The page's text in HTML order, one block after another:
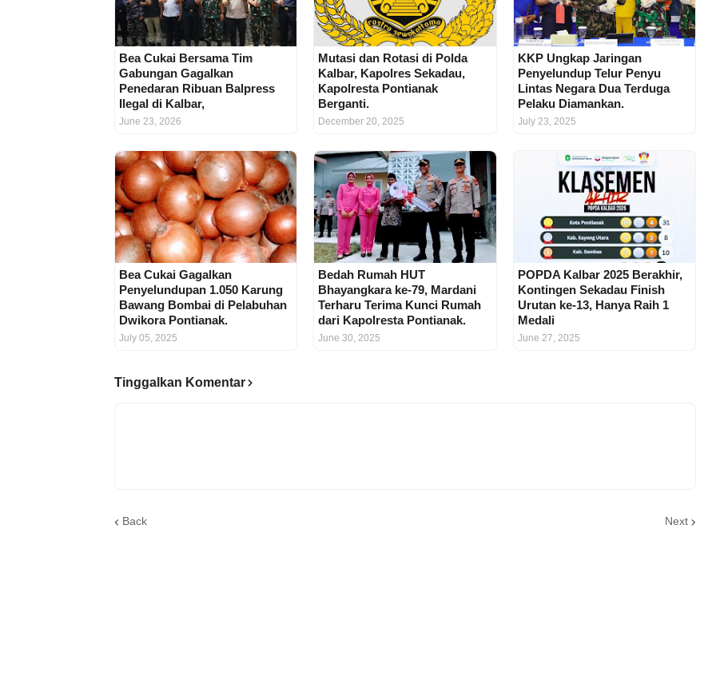
Bea Cukai Bersama Tim
Gabungan Gagalkan
Penedaran Ribuan Balpress
Ilegal di Kalbar,
June 23, 2026
Mutasi dan Rotasi di Polda
Kalbar, Kapolres Sekadau,
Kapolresta Pontianak
Berganti.
December 20, 2025
KKP Ungkap Jaringan
Penyelundup Telur Penyu
Lintas Negara Dua Terduga
Pelaku Diamankan.
July 23, 2025
Bea Cukai Gagalkan
Penyelundupan 1.050 Karung
Bawang Bombai di Pelabuhan
Dwikora Pontianak.
July 05, 2025
Bedah Rumah HUT
Bhayangkara ke-79, Mardani
Terharu Terima Kunci Rumah
dari Kapolresta Pontianak.
June 30, 2025
POPDA Kalbar 2025 Berakhir,
Kontingen Sekadau Finish
Urutan ke-13, Hanya Raih 1
Medali
June 27, 2025
Tinggalkan Komentar
Back Next